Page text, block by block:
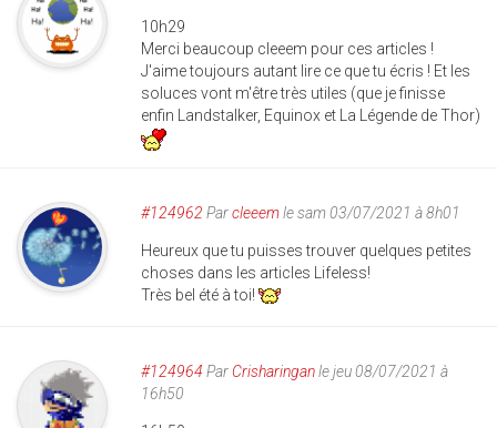
10h29
Merci beaucoup cleeem pour ces articles !
J'aime toujours autant lire ce que tu écris ! Et les
soluces vont m'être très utiles (que je finisse
enfin Landstalker, Equinox et La Légende de Thor)
#124962 Parcleeemle sam 03/07/2021 à 8h01
Heureux que tu puisses trouver quelques petites
choses dans les articles Lifeless!
Très bel été à toi!
#124964 Par Crisharinganle jeu 08/07/2021 à
16h50